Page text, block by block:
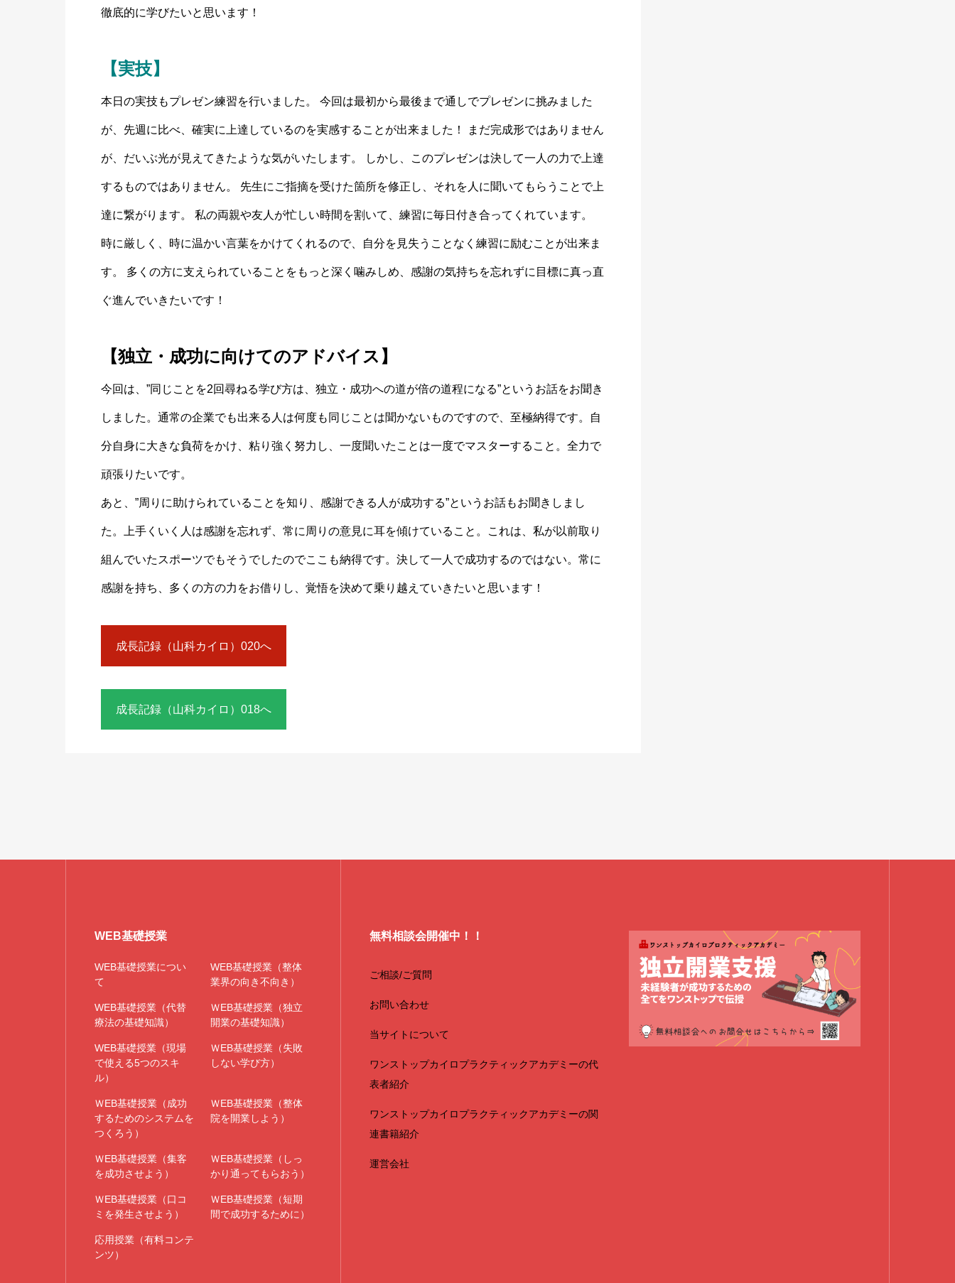
徹底的に学びたいと思います！
【実技】
本日の実技もプレゼン練習を行いました。 今回は最初から最後まで通しでプレゼンに挑みました
が、先週に比べ、確実に上達しているのを実感することが出来ました！ まだ完成形ではありません
が、だいぶ光が見えてきたような気がいたします。 しかし、このプレゼンは決して一人の力で上達
するものではありません。 先生にご指摘を受けた箇所を修正し、それを人に聞いてもらうことで上
達に繋がります。 私の両親や友人が忙しい時間を割いて、練習に毎日付き合ってくれています。
時に厳しく、時に温かい言葉をかけてくれるので、自分を見失うことなく練習に励むことが出来ま
す。 多くの方に支えられていることをもっと深く噛みしめ、感謝の気持ちを忘れずに目標に真っ直
ぐ進んでいきたいです！
【独立・成功に向けてのアドバイス】
今回は、”同じことを2回尋ねる学び方は、独立・成功への道が倍の道程になる”というお話をお聞き
しました。通常の企業でも出来る人は何度も同じことは聞かないものですので、至極納得です。自
分自身に大きな負荷をかけ、粘り強く努力し、一度聞いたことは一度でマスターすること。全力で
頑張りたいです。
あと、”周りに助けられていることを知り、感謝できる人が成功する”というお話もお聞きしまし
た。上手くいく人は感謝を忘れず、常に周りの意見に耳を傾けていること。これは、私が以前取り
組んでいたスポーツでもそうでしたのでここも納得です。決して一人で成功するのではない。常に
感謝を持ち、多くの方の力をお借りし、覚悟を決めて乗り越えていきたいと思います！
成長記録（山科カイロ）020へ
成長記録（山科カイロ）018へ
WEB基礎授業
WEB基礎授業につい
て
WEB基礎授業（整体
業界の向き不向き）
WEB基礎授業（代替
療法の基礎知識）
ＷEB基礎授業（独立
開業の基礎知識）
WEB基礎授業（現場
で使える5つのスキ
ル）
ＷEB基礎授業（失敗
しない学び方）
ＷEB基礎授業（成功
するためのシステムを
つくろう）
ＷEB基礎授業（整体
院を開業しよう）
ＷEB基礎授業（集客
を成功させよう）
ＷEB基礎授業（しっ
かり通ってもらおう）
ＷEB基礎授業（口コ
ミを発生させよう）
ＷEB基礎授業（短期
間で成功するために）
応用授業（有料コンテ
ンツ）
無料相談会開催中！！
ご相談/ご質問
お問い合わせ
当サイトについて
ワンストップカイロプラクティックアカデミーの代
表者紹介
ワンストップカイロプラクティックアカデミーの関
連書籍紹介
運営会社